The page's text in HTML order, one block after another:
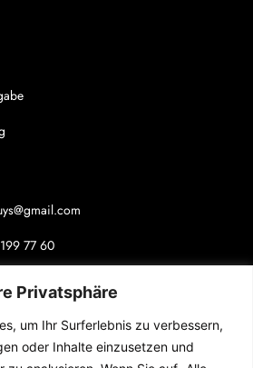
Privatsphäre
um Ihr Surferlebnis zu verbessern,
oder Inhalte einzusetzen und
77 60
29, 4500 Solothurn, Schweiz
sozialen Medien! Hinterlassen Sie